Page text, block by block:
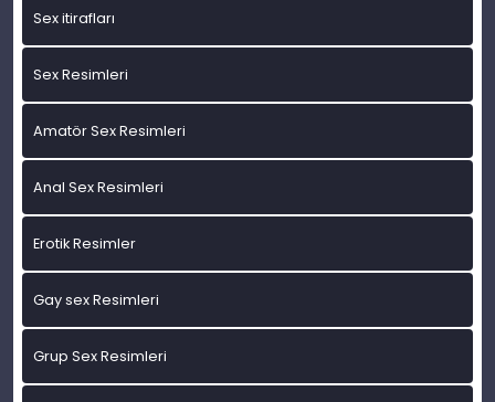
Sex itirafları
Sex Resimleri
Amatör Sex Resimleri
Anal Sex Resimleri
Erotik Resimler
Gay sex Resimleri
Grup Sex Resimleri